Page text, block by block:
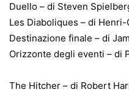
Duello – di Steven
Les Diaboliques – di
Destinazione finale – di
Orizzonte degli eventi – di
The Hitcher – di Robert